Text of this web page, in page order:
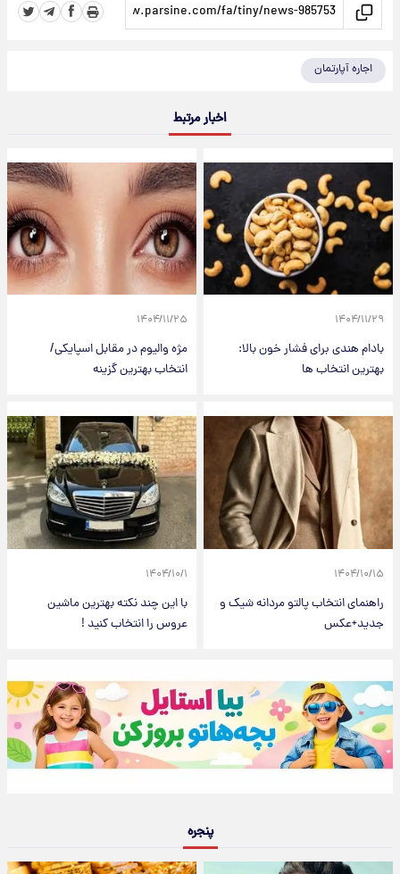
اجاره آپارتمان
اخبار مرتبط
۱۴۰۴/۱۱/۲۹
بادام هندی برای فشار خون بالا:
بهترین انتخاب ها
۱۴۰۴/۱۱/۲۵
مژه والیوم در مقابل اسپایکی/
انتخاب بهترین گزینه
۱۴۰۴/۱۰/۱۵
راهنمای انتخاب پالتو مردانه شیک و
جدید+عکس
۱۴۰۴/۱۰/۱
با این چند نکته بهترین ماشین
عروس را انتخاب کنید !
پنجره